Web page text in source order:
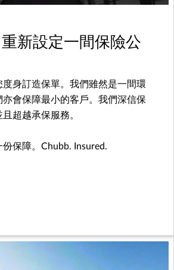
新設定一間保險公
身訂造保單。我們雖然是一間環
會保障最小的客戶。我們深信保
超越承保服務。
保障。Chubb. Insured.